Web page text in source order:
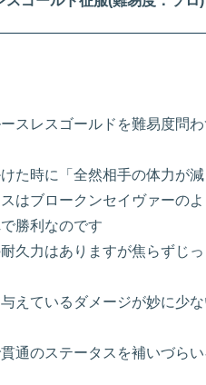
スレスゴールドを難易度問
た時に「全然相手の体力が
はブロークンセイヴァーの
勝利なのです
久力はありますが焦らずじ
えているダメージが妙に少
通のステータスを補いづら